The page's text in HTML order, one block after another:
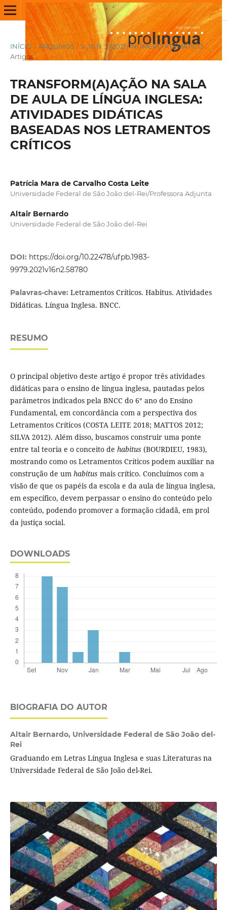
INÍCIO / ARQUIVOS / V. 16 N. 2 (2021): NÚMERO ATEMÁTICO /
Artigos
TRANSFORM(A)AÇÃO NA SALA
DE AULA DE LÍNGUA INGLESA:
ATIVIDADES DIDÁTICAS
BASEADAS NOS LETRAMENTOS
CRÍTICOS
Patrícia Mara de Carvalho Costa Leite
Universidade Federal de São João del-Rei/Professora Adjunta
Altair Bernardo
Universidade Federal de São João del-Rei
DOI: https://doi.org/10.22478/ufpb.1983-
9979.2021v16n2.58780
Palavras-chave: Letramentos Críticos. Habitus. Atividades
Didáticas. Língua Inglesa. BNCC.
RESUMO
O principal objetivo deste artigo é propor três atividades
didáticas para o ensino de língua inglesa, pautadas pelos
parâmetros indicados pela BNCC do 6° ano do Ensino
Fundamental, em concordância com a perspectiva dos
Letramentos Críticos (COSTA LEITE 2018; MATTOS 2012;
SILVA 2012). Além disso, buscamos construir uma ponte
entre tal teoria e o conceito de habitus (BOURDIEU, 1983),
mostrando como os Letramentos Críticos podem auxiliar na
construção de um habitus mais crítico. Concluímos com a
visão de que os papéis da escola e da aula de língua inglesa,
em específico, devem perpassar o ensino do conteúdo pelo
conteúdo, podendo promover a formação cidadã, em prol
da justiça social.
DOWNLOADS
BIOGRAFIA DO AUTOR
Altair Bernardo, Universidade Federal de São João del-
Rei
Graduando em Letras Língua Inglesa e suas Literaturas na
Universidade Federal de São João del-Rei.